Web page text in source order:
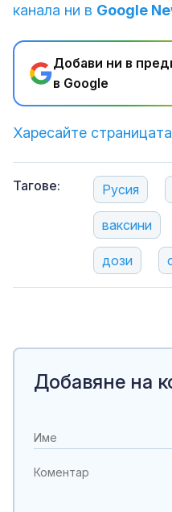
канала ни в Google
Добави ни в
в Google
Харесайте
Тагове: Русия
ваксини
дози
Добавяне на